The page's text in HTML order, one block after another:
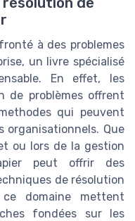
à des problemes
un livre spécialisé
En effet, les
de problèmes offrent
qui peuvent
organisationnels. Que
ou lors de la gestion
peut offrir des
de résolution
domaine mettent
fondées sur les